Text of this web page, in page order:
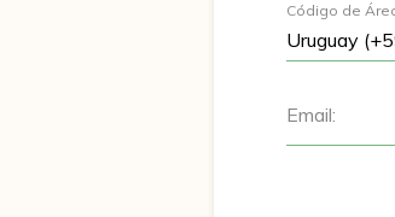
Código de
Email: